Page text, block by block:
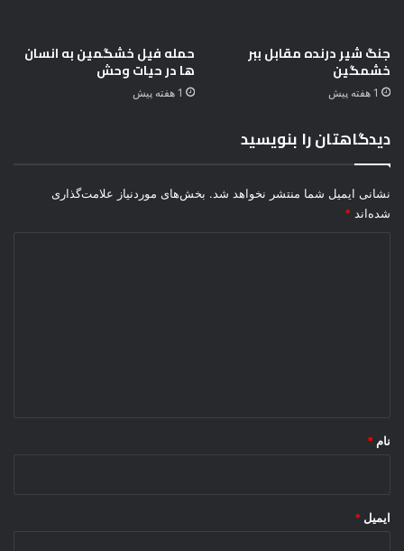
.
جنگ شیر درنده مقابل ببر
خشمگین
1 هفته پیش
حمله فیل خشگمین به انسان
ها در حیات وحش
1 هفته پیش
دیدگاهتان را بنویسید
نشانی ایمیل شما منتشر نخواهد شد. بخش‌های موردنیاز علامت‌گذاری
شده‌اند *
نام *
ایمیل *